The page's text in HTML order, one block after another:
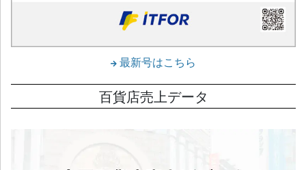
最新号はこちら
百貨店売上データ